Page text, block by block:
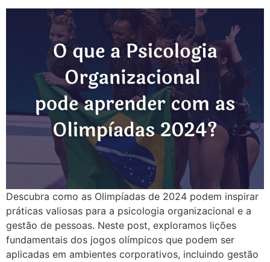
Descubra como as Olimpíadas de 2024 podem inspirar
práticas valiosas para a psicologia organizacional e a
gestão de pessoas. Neste post, exploramos lições
fundamentais dos jogos olímpicos que podem ser
aplicadas em ambientes corporativos, incluindo gestão